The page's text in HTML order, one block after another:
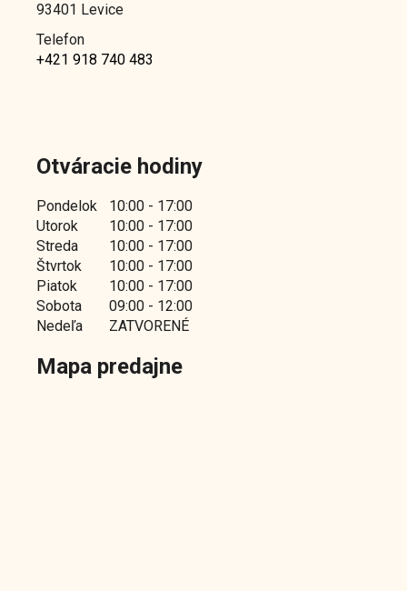
93401 Levice
Telefon
+421 918 740 483
Otváracie hodiny
Pondelok
10:00 - 17:00
Utorok
10:00 - 17:00
Streda
10:00 - 17:00
Štvrtok
10:00 - 17:00
Piatok
10:00 - 17:00
Sobota
09:00 - 12:00
Nedeľa
ZATVORENÉ
Mapa predajne